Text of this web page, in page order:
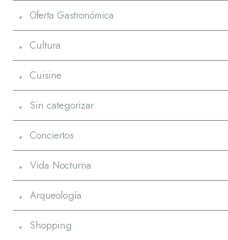
· Oferta Gastronómica
· Cultura
· Cuisine
· Sin categorizar
· Conciertos
· Vida Nocturna
· Arqueología
· Shopping